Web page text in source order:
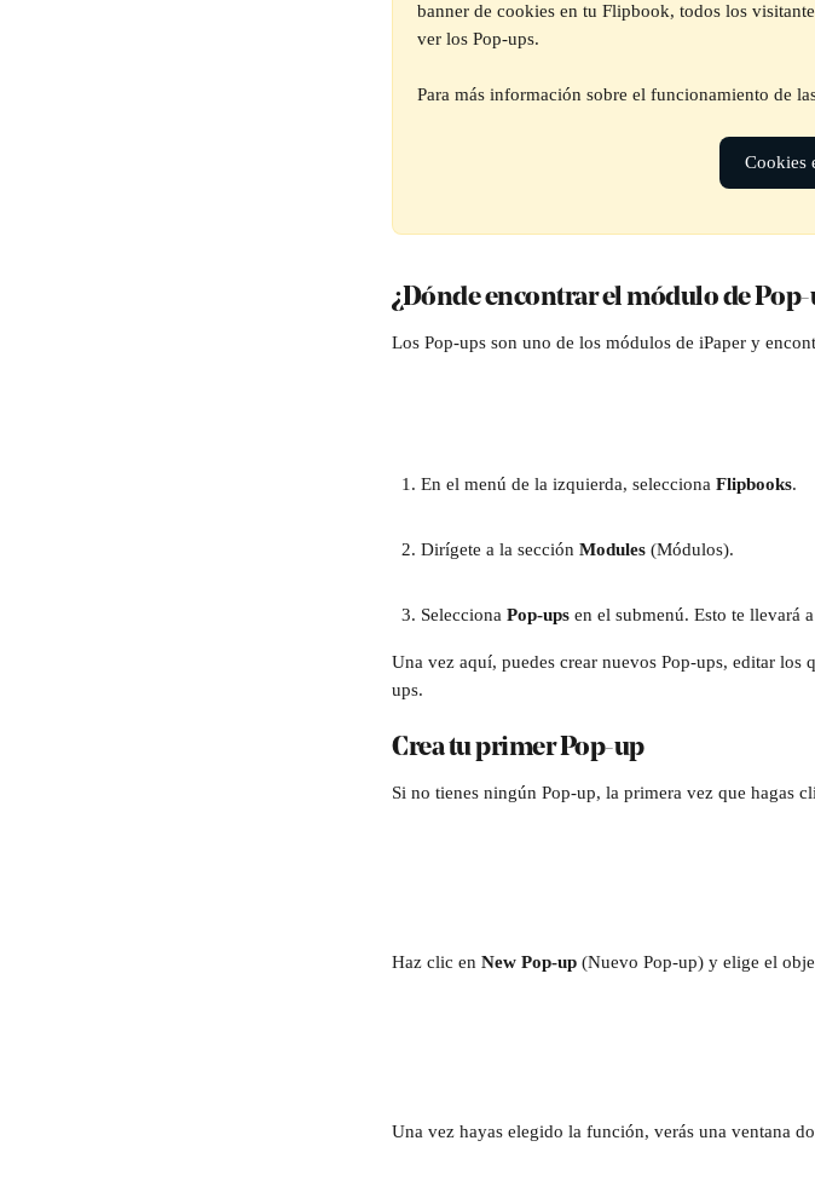
banner de cookies en tu Flipbook, todos los
ver los Pop-ups.
Para más información sobre el funcionamiento de
Cookies
¿Dónde encontrar el módulo de Pop-
Los Pop-ups son uno de los módulos de iPaper y
En el menú de la izquierda, selecciona Flipbooks.
Dirígete a la sección Modules (Módulos).
Selecciona Pop-ups en el submenú. Esto te llevará
Una vez aquí, puedes crear nuevos Pop-ups, editar los
ups.
Crea tu primer Pop-up
Si no tienes ningún Pop-up, la primera vez que hagas
Haz clic en New Pop-up (Nuevo Pop-up) y elige el
Una vez hayas elegido la función, verás una ventana